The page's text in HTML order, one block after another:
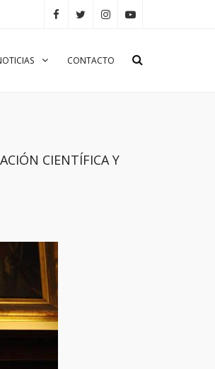
CONTACTO
CIENTÍFICA Y